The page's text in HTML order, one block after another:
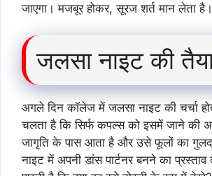
जाएगा। मजबूर होकर, सूरज शर्त मान लेता है।
जलसा नाइट की
अगले दिन कॉलेज में जलसा नाइट की चर्चा
चलता है कि सिर्फ कपल्स को इसमें जाने की
जागृति के पास आता है और उसे फूलों का
नाइट में अपनी डांस पार्टनर बनने का प्रस्ताव